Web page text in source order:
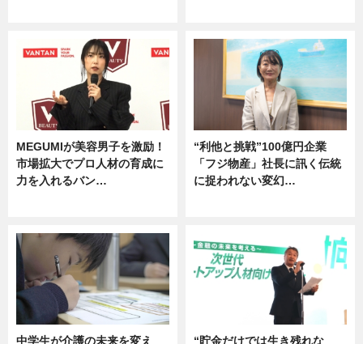
MEGUMIが美容男子を激励！
市場拡大でプロ人材の育成に
力を入れるバン…
“利他と挑戦”100億円企業
「フジ物産」社長に訊く伝統
に捉われない変幻…
中学生が介護の未来を変え “貯金だけでは生き残れな